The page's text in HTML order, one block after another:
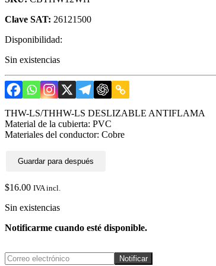
Clave SAT: 26121500
Disponibilidad:
Sin existencias
THW-LS/THHW-LS DESLIZABLE ANTIFLAMA
Material de la cubierta: PVC
Materiales del conductor: Cobre
Guardar para después
$16.00 IVA incl.
Sin existencias
Notificarme cuando esté disponible.